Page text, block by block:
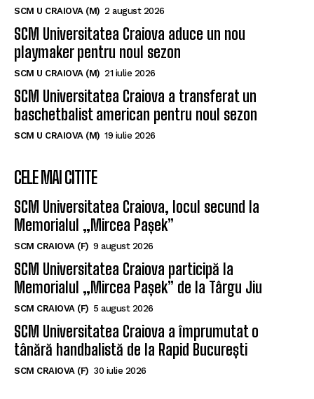
SCM U CRAIOVA (M) 2 august 2026
SCM Universitatea Craiova aduce un nou
playmaker pentru noul sezon
SCM U CRAIOVA (M) 21 iulie 2026
SCM Universitatea Craiova a transferat un
baschetbalist american pentru noul sezon
SCM U CRAIOVA (M) 19 iulie 2026
CELE MAI CITITE
SCM Universitatea Craiova, locul secund la
Memorialul „Mircea Pașek”
SCM CRAIOVA (F) 9 august 2026
SCM Universitatea Craiova participă la
Memorialul „Mircea Pașek” de la Târgu Jiu
SCM CRAIOVA (F) 5 august 2026
SCM Universitatea Craiova a împrumutat o
tânără handbalistă de la Rapid București
SCM CRAIOVA (F) 30 iulie 2026